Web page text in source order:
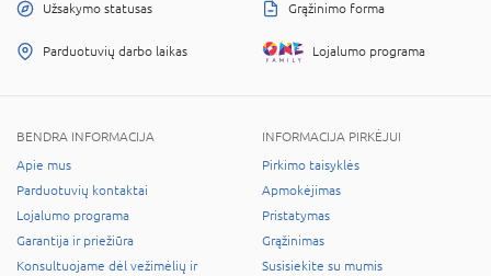
Užsakymo statusas Grąžinimo forma
Parduotuvių darbo laikas Lojalumo programa
BENDRA INFORMACIJA
Apie mus
Parduotuvių kontaktai
Lojalumo programa
Garantija ir priežiūra
Konsultuojame dėl vežimėlių ir
INFORMACIJA PIRKĖJUI
Pirkimo taisyklės
Apmokėjimas
Pristatymas
Grąžinimas
Susisiekite su mumis